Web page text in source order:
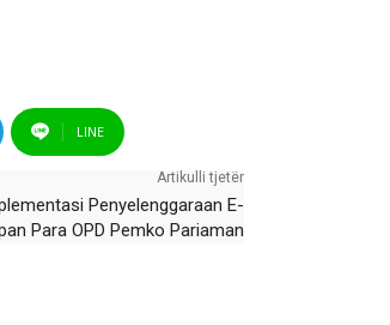
LINE
Artikulli tjetër
Penyelenggaraan E-
Para OPD Pemko Pariaman